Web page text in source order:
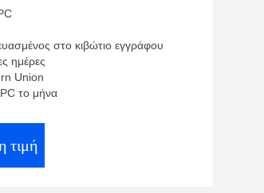
στο κιβώτιο εγγράφου
ημέρες
Union
το μήνα
τιμή